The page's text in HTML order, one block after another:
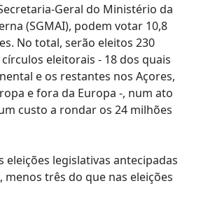
Geral do Ministério da
(SGMAI), podem votar 10,8
No total, serão eleitos 230
eleitorais - 18 dos quais
e os restantes nos Açores,
e fora da Europa -, num ato
custo a rondar os 24 milhões
eleições legislativas antecipadas
menos três do que nas eleições